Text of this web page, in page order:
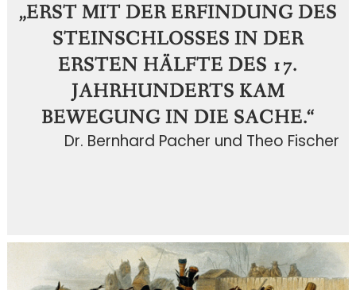
„ERST MIT DER ERFINDUNG DES
STEINSCHLOSSES IN DER
ERSTEN HÄLFTE DES 17.
JAHRHUNDERTS KAM
BEWEGUNG IN DIE SACHE.“
Dr. Bernhard Pacher und Theo Fischer